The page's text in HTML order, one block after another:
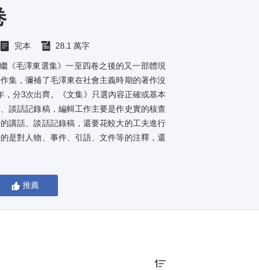
完本 28.1 萬字
《毛澤東選集》一至四卷之後的又一部體現
集，彌補了毛澤東在社會主義時期的著作沒
分3次出齊。《文集》只選內容正確或基本
談話記錄稿，編輯工作主要是作史實的核查
講話、談話記錄稿，還要花較大的工夫進行
是對人物、事件、引語、文件等的注釋，還
推薦